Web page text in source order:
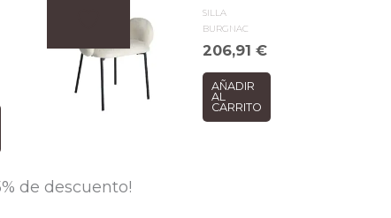
SILLA
BURGNAC
206,91€
AÑADIR
AL
CARRITO
de descuento!